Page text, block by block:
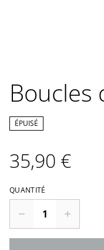
Boucles
ÉPUISÉ
35,90 €
QUANTITÉ